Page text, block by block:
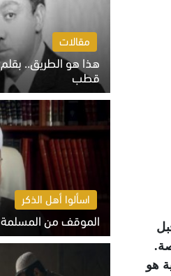
(جبل
هو
مقالات
هذا هو الطريق..
قطب
الخميس 6 أغسطس 2026 10:52 ص
اسألوا أهل الذكر
الموقف من المسلمة
الخميس 6 أغسطس 2026 10:45 ص